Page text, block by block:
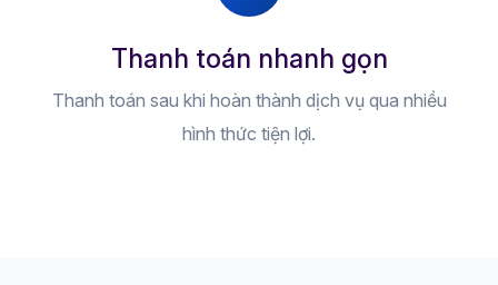
Thanh toán nhanh gọn
Thanh toán sau khi hoàn thành dịch vụ qua nhiều
hình thức tiện lợi.